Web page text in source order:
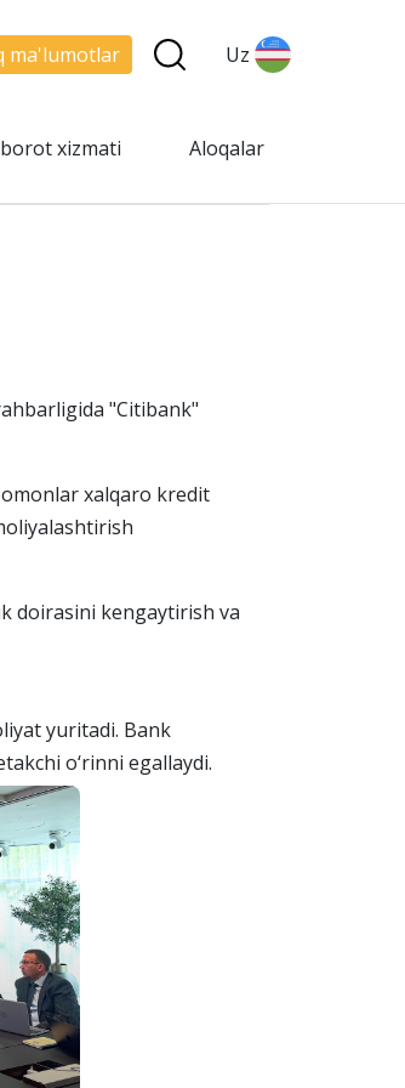
ma'lumotlar Uz
xizmati Aloqalar
"Citibank"
xalqaro kredit
doirasini kengaytirish va
yuritadi. Bank
o‘rinni egallaydi.